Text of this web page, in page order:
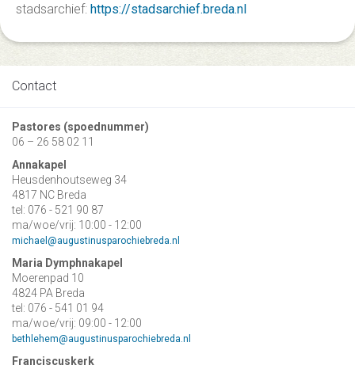
stadsarchief: https://stadsarchief.breda.nl
Contact
Pastores (spoednummer)
06 – 26 58 02 11
Annakapel
Heusdenhoutseweg 34
4817 NC Breda
tel: 076 - 521 90 87
ma/woe/vrij: 10:00 - 12:00
michael@augustinusparochiebreda.nl
Maria Dymphnakapel
Moerenpad 10
4824 PA Breda
tel: 076 - 541 01 94
ma/woe/vrij: 09:00 - 12:00
bethlehem@augustinusparochiebreda.nl
Franciscuskerk